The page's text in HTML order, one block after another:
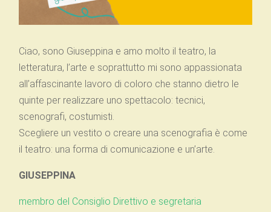
Ciao, sono Giuseppina e amo molto il teatro, la
letteratura, l’arte e soprattutto mi sono appassionata
all’affascinante lavoro di coloro che stanno dietro le
quinte per realizzare uno spettacolo: tecnici,
scenografi, costumisti.
Scegliere un vestito o creare una scenografia è come
il teatro: una forma di comunicazione e un’arte.
GIUSEPPINA
membro del Consiglio Direttivo e segretaria